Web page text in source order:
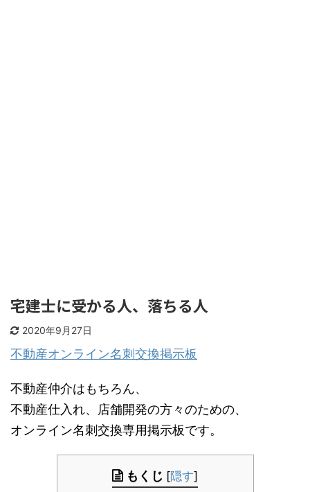
宅建士に受かる人、落ちる人
2020年9月27日
不動産オンライン名刺交換掲示板
不動産仲介はもちろん、
不動産仕入れ、店舗開発の方々のための、
オンライン名刺交換専用掲示板です。
もくじ [隠す]